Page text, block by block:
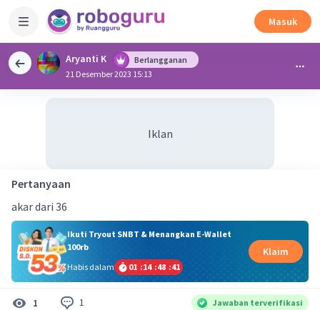
Masuk
Aryanti K
Berlangganan
21 Desember 2023 15:13
Iklan
Pertanyaan
akar dari 36
Ikuti Tryout SNBT & Menangkan E-Wallet
100rb
Habis dalam
01 :14 :48 :40
Klaim
1 1 Jawaban terverifikasi